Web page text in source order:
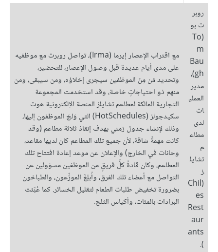
روبر
ت بو
(To
m
Bau
gh)،
مدير
العملي
ات
لدى
مطاع
م
تشايل
ز
(Chil
es
Rest
aur
ants
).
مع اقتراب الإعصار إيرما (Irma)، تواصل روبرت مع موظفيه
على مدى أيام عديدة قبل وصول الإعصار، للتحضير،
وتحديد مَن مِنَ الموظفين سيجرى إخلاؤه، ومن سيبقى، ومن
منهم ذو احتياجاتٍ خاصة، وقد استخدمت المجموعة
التجارية المالكة لمطاعم تشايلز المنصة الإلكترونية هوت
سكيدجولز (HotSchedules) التي وَلجَ الموظفون إليها،
وذلك لإنشاء جدول زمني بهدف إنقاذ ثلاثة مطاعم (وقد
كانت مهمةً شاقة، لأن جميع تلك المطاعم كان لديها مقاعد،
وحانات في الخارج) والإعلان عن موعد إعادة افتتاح تلك
المطاعم، وكان قادةُ كلِّ فريقٍ من الموظفين مسؤولين عن
التواصل مع أعضاء تلك الفرق، واُبلِغَ الموزِّعون، والطباخون
بضرورة تخفيض طلبات الطعام لتقليل الخسائر. كما عُبِّئت
البرادات بالمئات، وأكياس الثلج.